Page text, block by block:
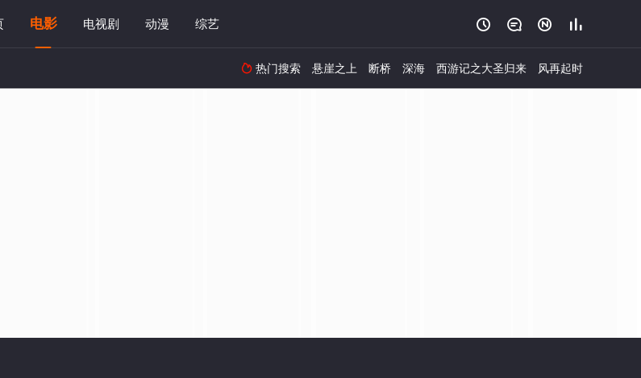
电影 电视剧 动漫 综艺    
 热门搜索 悬崖之上 断桥 深海 西游记之大圣归来 风再起时